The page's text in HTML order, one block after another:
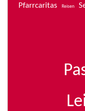
Pfarrcaritas Reisen